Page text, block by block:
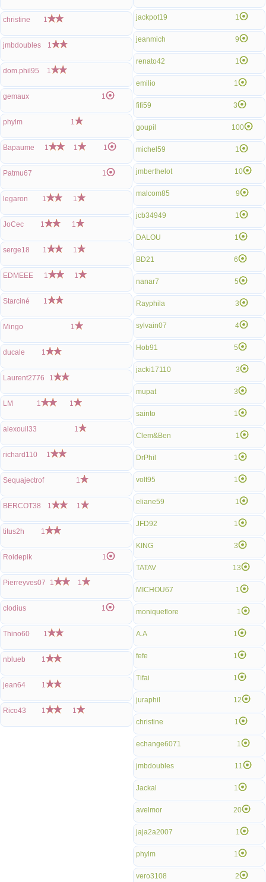
christine 1
jmbdoubles 1
dom.phil95 1
gemaux 1
phylm 1
Bapaume 1 1 1
Patmu67 1
legaron 1 1
JoCec 1 1
serge18 1 1
EDMEEE 1 1
Starciné 1
Mingo 1
ducale 1
Laurent2776 1
LM 1 1
alexouil33 1
richard110 1
Sequajectrof 1
BERCOT38 1 1
titus2h 1
Roidepik 1
Pierreyves07 1 1
clodius 1
Thino60 1
nblueb 1
jean64 1
Rico43 1 1
jackpot19 1
jeanmich 9
renato42 1
emilio 1
fifi59 3
goupil 100
michel59 1
jmberthelot 10
malcom85 9
jcb34949 1
DALOU 1
BD21 6
nanar7 5
Rayphila 3
sylvain07 4
Hob91 5
jacki17110 3
mupat 3
sainto 1
Clem&Ben 1
DrPhil 1
volt95 1
eliane59 1
JFD92 1
KING 3
TATAV 13
MICHOU67 1
moniqueflore 1
A.A 1
fefe 1
Tifai 1
juraphil 12
christine 1
echange6071 1
jmbdoubles 11
Jackal 1
avelmor 20
jaja2a2007 1
phylm 1
vero3108 2